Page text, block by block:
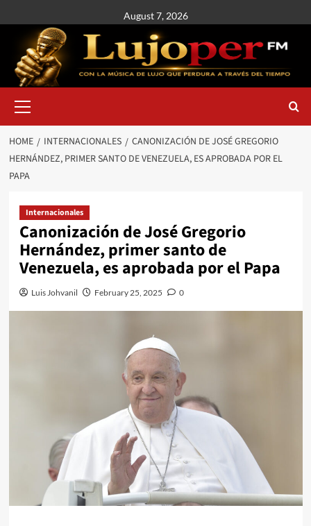
August 7, 2026
HOME INTERNACIONALES
CANONIZACIÓN DE JOSÉ GREGORIO
HERNÁNDEZ, PRIMER SANTO DE VENEZUELA, ES APROBADA POR EL
PAPA
Internacionales
Canonización de José Gregorio
Hernández, primer santo de
Venezuela, es aprobada por el Papa
Luis Johvanil February 25, 2025 0